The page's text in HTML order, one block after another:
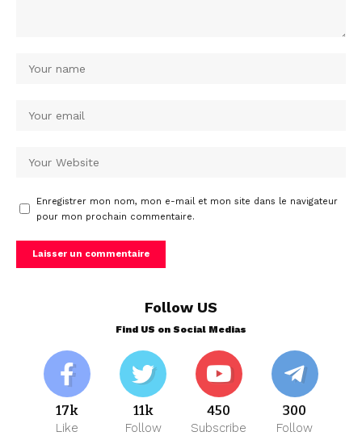
Enregistrer mon nom, mon e-mail et mon site dans le navigateur
pour mon prochain commentaire.
Follow US
Find US on Social Medias
17k
Like
11k
Follow
450
Subscribe
300
Follow